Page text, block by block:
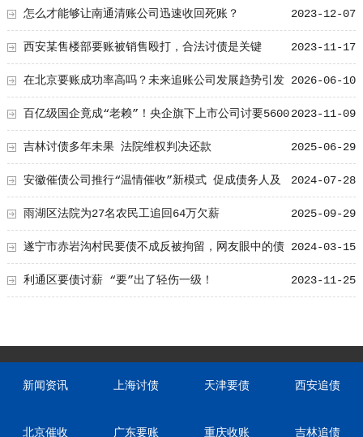
2023-12-07
怎么才能够让南通清账公司迅速收回死账？
2023-11-17
西安某售楼部要账被销售殴打，合法讨债是关键
2026-06-10
在北京要账成功率高吗？未来追账公司发展趋势引发
行业关注 2023-11-09
百亿级国企竟成“老赖”！央企旗下上市公司讨要5600
多万元工程款 2025-06-29
吉林讨债多年未果 法院维权判决还款
2024-07-28
安徽催债公司推行“温情催收”新模式 促成债务人及
时还款 2025-09-29
雨湖区法院为27名农民工追回64万欠薪
2024-03-15
遂宁市赤岩沟村民要债不成反被拘留，网友眼中的债
务纠纷：法律与公平的较量 2023-11-25
利通区要债讨薪 “要”出了轻伤一级！
新闻资讯 上海讨债 天津要债 西安追债
北京催收 广东要账 重庆收账 吉林追债